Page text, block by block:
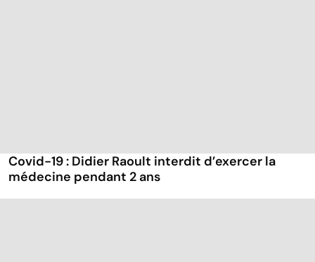
Covid-19 : Didier Raoult interdit d’exercer la
médecine pendant 2 ans